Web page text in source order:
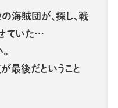
海賊団が、探し、戦
ていた…
最後だということ